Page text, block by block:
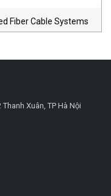
Fiber Cable Systems
Xuân, TP Hà Nội